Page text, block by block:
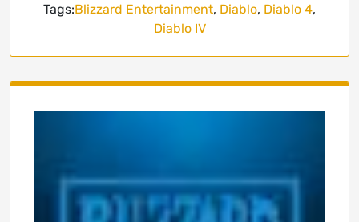
Tags:Blizzard Entertainment, Diablo, Diablo 4,
Diablo IV